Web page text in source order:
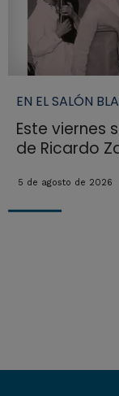
EN EL SALÓN
Este viernes
de Ricardo
5 de agosto de 2026